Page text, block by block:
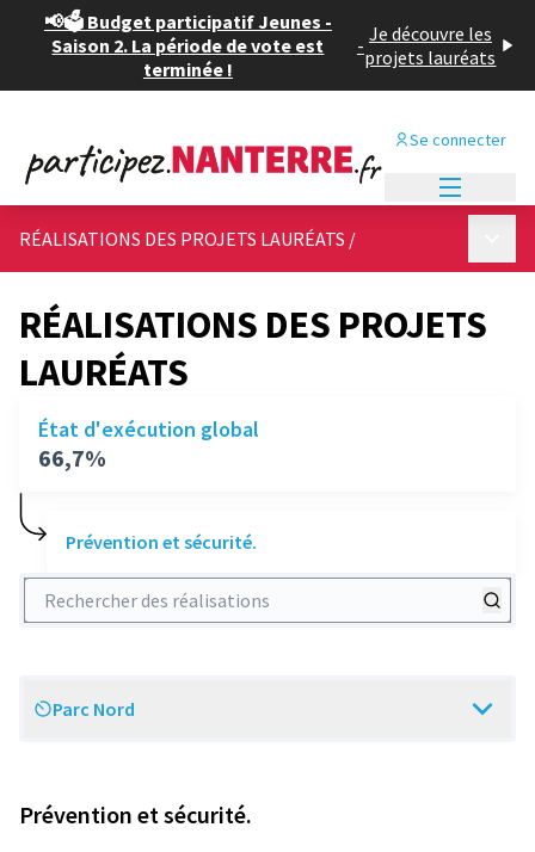
📢🗳️ Budget participatif Jeunes -
Saison 2. La période de vote est
terminée !
- Je découvre les
projets lauréats
Se connecter
RÉALISATIONS DES PROJETS LAURÉATS /
RÉALISATIONS DES PROJETS
LAURÉATS
État d'exécution global
66,7%
Prévention et sécurité.
Rechercher des réalisations
Scope
Parc Nord
Prévention et sécurité.